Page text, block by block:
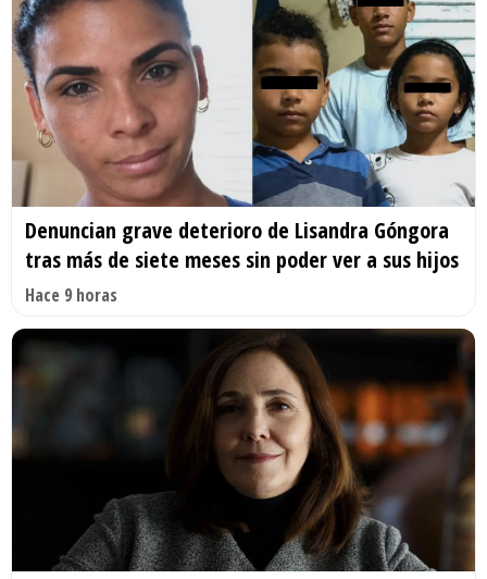
Denuncian grave deterioro de Lisandra Góngora
tras más de siete meses sin poder ver a sus hijos
Hace 9 horas